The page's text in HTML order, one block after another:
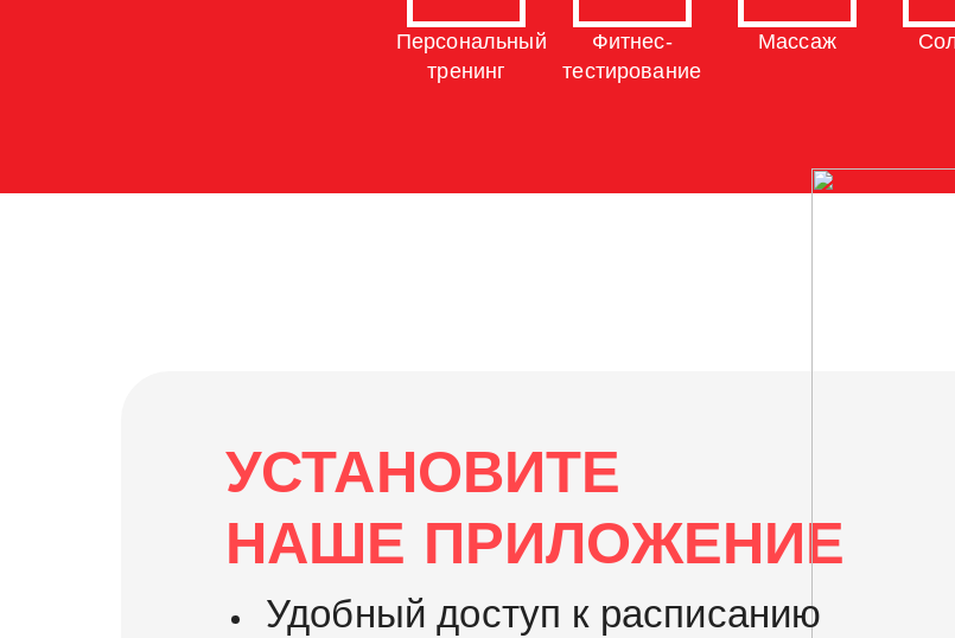
Персональный
тренинг
Фитнес-
тестирование
Массаж
УСТАНОВИТЕ
НАШЕ ПРИЛОЖЕНИЕ
Удобный доступ к расписанию